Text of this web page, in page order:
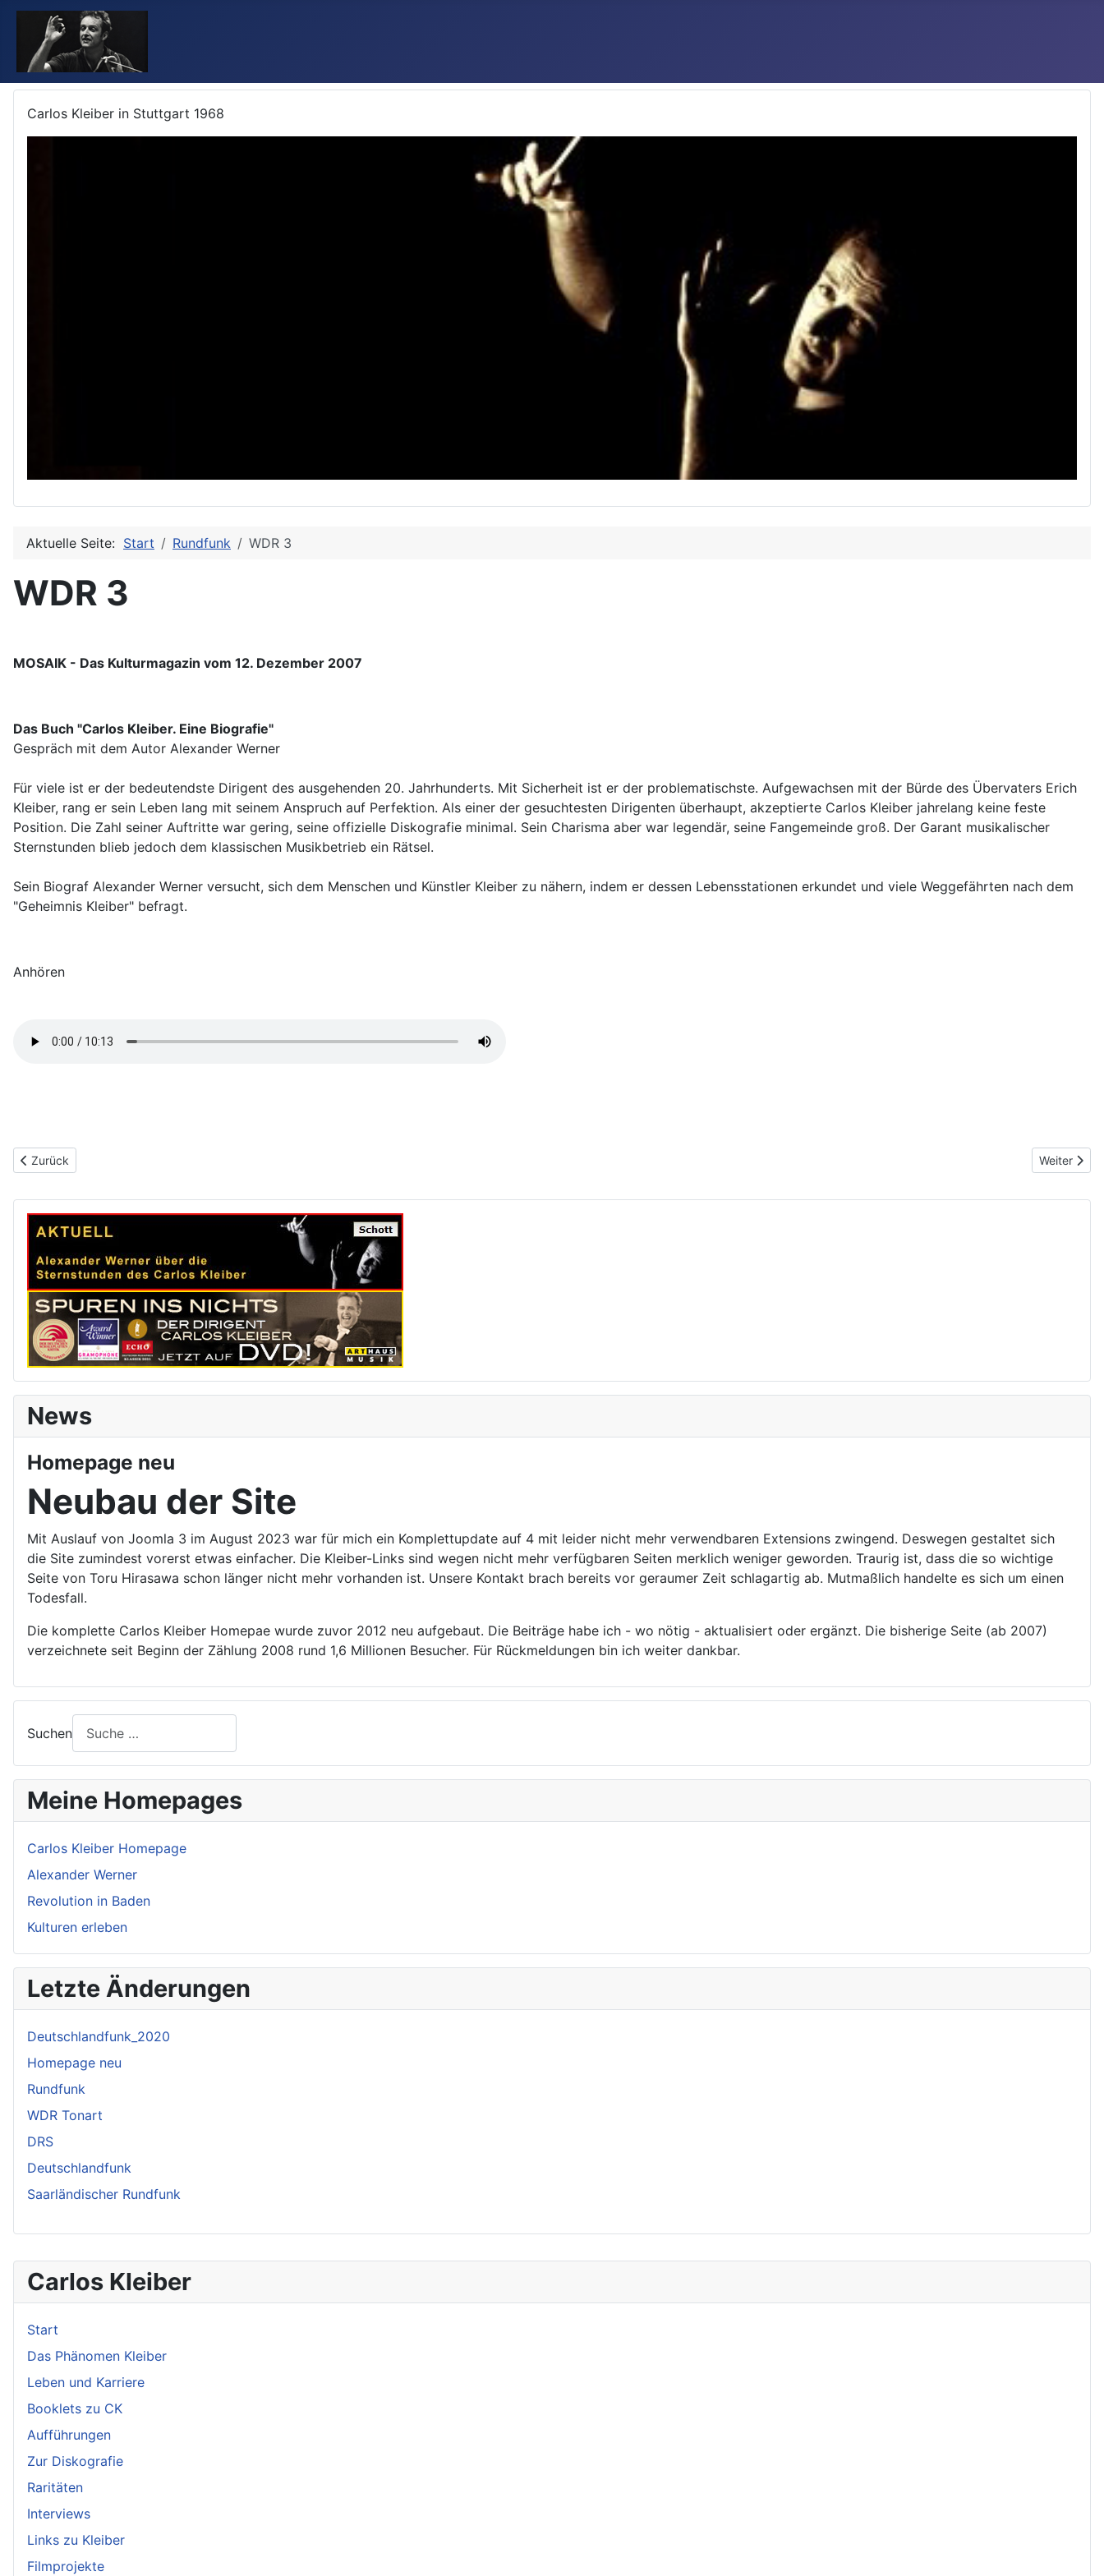
Carlos Kleiber in Stuttgart 1968
Carlos Kleiber
Start
Das Phänomen Kleiber
Leben und Karriere
Booklets zu CK
Aufführungen
Zur Diskografie
Raritäten
Interviews
Links zu Kleiber
Filmprojekte
Aktuelle Seite: Start Rundfunk WDR 3
WDR 3
MOSAIK - Das Kulturmagazin vom 12. Dezember 2007
Das Buch "Carlos Kleiber. Eine Biografie"
Gespräch mit dem Autor Alexander Werner
Für viele ist er der bedeutendste Dirigent des ausgehenden 20. Jahrhunderts. Mit Sicherheit ist er der problematischste. Aufgewachsen mit der Bürde des Übervaters Erich
Kleiber, rang er sein Leben lang mit seinem Anspruch auf Perfektion. Als einer der gesuchtesten Dirigenten überhaupt, akzeptierte Carlos Kleiber jahrelang keine feste
Position. Die Zahl seiner Auftritte war gering, seine offizielle Diskografie minimal. Sein Charisma aber war legendär, seine Fangemeinde groß. Der Garant musikalischer
Sternstunden blieb jedoch dem klassischen Musikbetrieb ein Rätsel.
Sein Biograf Alexander Werner versucht, sich dem Menschen und Künstler Kleiber zu nähern, indem er dessen Lebensstationen erkundet und viele Weggefährten nach dem
"Geheimnis Kleiber" befragt.
Anhören
Vorheriger Beitrag: Radio Bremen/Nordwestradio
Zurück Nächster
Weiter
News
Homepage neu
Neubau der Site
Mit Auslauf von Joomla 3 im August 2023 war für mich ein Komplettupdate auf 4 mit leider nicht mehr verwendbaren Extensions zwingend. Deswegen gestaltet sich
die Site zumindest vorerst etwas einfacher. Die Kleiber-Links sind wegen nicht mehr verfügbaren Seiten merklich weniger geworden. Traurig ist, dass die so wichtige
Seite von Toru Hirasawa schon länger nicht mehr vorhanden ist. Unsere Kontakt brach bereits vor geraumer Zeit schlagartig ab. Mutmaßlich handelte es sich um einen
Todesfall.
Die komplette Carlos Kleiber Homepae wurde zuvor 2012 neu aufgebaut. Die Beiträge habe ich - wo nötig - aktualisiert oder ergänzt. Die bisherige Seite (ab 2007)
verzeichnete seit Beginn der Zählung 2008 rund 1,6 Millionen Besucher. Für Rückmeldungen bin ich weiter dankbar.
Suchen
Meine Homepages
Carlos Kleiber Homepage
Alexander Werner
Revolution in Baden
Kulturen erleben
Letzte Änderungen
Deutschlandfunk_2020
Homepage neu
Rundfunk
WDR Tonart
DRS
Deutschlandfunk
Saarländischer Rundfunk